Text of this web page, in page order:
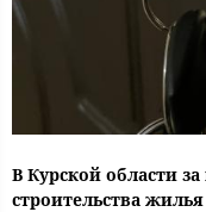
В Курской области
строительства жилья